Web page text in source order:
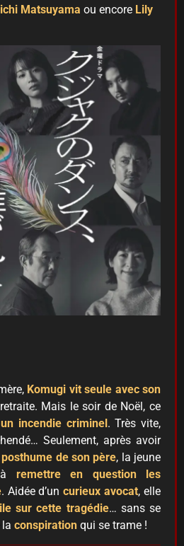
Matsuyama ou encore Lily
Komugi vit seule avec son
Mais le soir de Noël, ce
incendie criminel . Très vite,
Seulement, après avoir
de son père, la jeune
remettre en question les
. Aidée d’uncurieux avocat, elle
sur cette tragédie… sans se
la conspiration qui se trame !